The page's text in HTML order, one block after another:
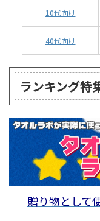
10代向け
40代向け
ランキング特
贈り物として